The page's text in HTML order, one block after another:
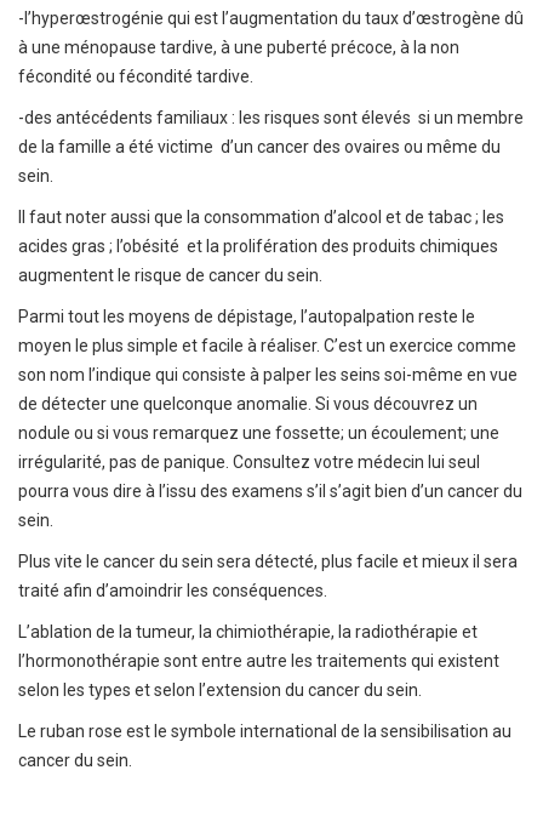
-l’hyperœstrogénie qui est l’augmentation du taux d’œstrogène dû
à une ménopause tardive, à une puberté précoce, à la non
fécondité ou fécondité tardive.
-des antécédents familiaux : les risques sont élevés si un membre
de la famille a été victime d’un cancer des ovaires ou même du
sein.
Il faut noter aussi que la consommation d’alcool et de tabac ; les
acides gras ; l’obésité et la prolifération des produits chimiques
augmentent le risque de cancer du sein.
Parmi tout les moyens de dépistage, l’autopalpation reste le
moyen le plus simple et facile à réaliser. C’est un exercice comme
son nom l’indique qui consiste à palper les seins soi-même en vue
de détecter une quelconque anomalie. Si vous découvrez un
nodule ou si vous remarquez une fossette; un écoulement; une
irrégularité, pas de panique. Consultez votre médecin lui seul
pourra vous dire à l’issu des examens s’il s’agit bien d’un cancer du
sein.
Plus vite le cancer du sein sera détecté, plus facile et mieux il sera
traité afin d’amoindrir les conséquences.
L’ablation de la tumeur, la chimiothérapie, la radiothérapie et
l’hormonothérapie sont entre autre les traitements qui existent
selon les types et selon l’extension du cancer du sein.
Le ruban rose est le symbole international de la sensibilisation au
cancer du sein.